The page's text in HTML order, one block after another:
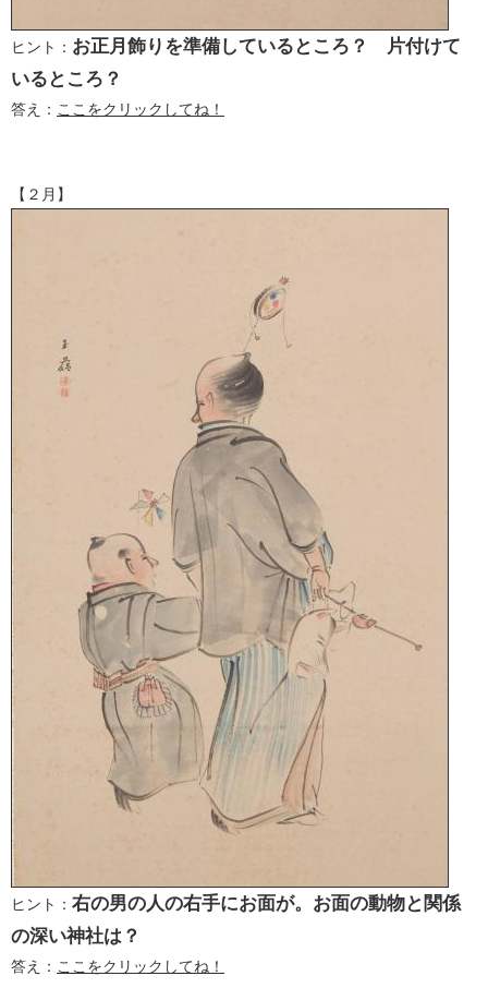
ヒント： お正月飾りを準備しているところ？ 片付けて
いるところ？
答え： ここをクリックしてね！
【２月】
ヒント： 右の男の人の右手にお面が。お面の動物と関係
の深い神社は？
答え： ここをクリックしてね！